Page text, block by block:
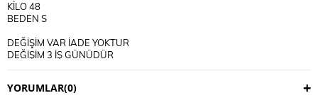
KİLO 48
BEDEN S
DEĞİŞİM VAR İADE YOKTUR
DEĞİŞİM 3 İŞ GÜNÜDÜR
KULLANIM TALİMATI
YORUMLAR(0)